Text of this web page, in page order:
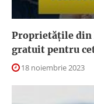
Proprietățile din
gratuit pentru
18 noiembrie 2023